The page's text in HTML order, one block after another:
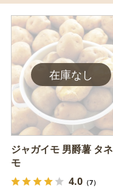
ジャガイモ 男爵薯 タ
モ
4.0（7）